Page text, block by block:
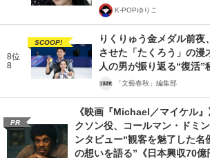
K-POPゆりこ
8位
8
SCOOP!
りくりゅう金メダル前夜
させた「たくろう」の
人の男が振り返る“復活”
「文藝春秋」編集部
PR
《映画『Michael／マイケル
クソン役、コールマン・ドミ
ンタビュー“観客を魅了した名
の想いを語る”《日本興収70億